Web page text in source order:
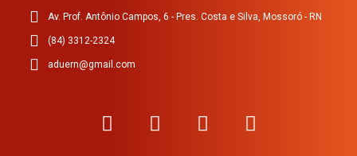
Av. Prof. Antônio Campos, 6 - Pres. Costa e Silva, Mossoró - RN
(84) 3312-2324
aduern@gmail.com